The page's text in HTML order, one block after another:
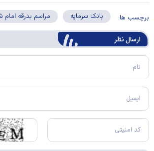
برچسب ها: بانک سرمایه مراسم بدرقه امام
ارسال‌ نظر